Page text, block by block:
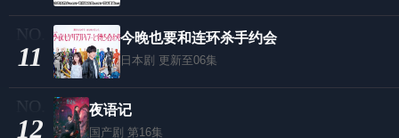
11
今晚也要和连环杀手约会
日本剧 更新至06集
12
夜语记
国产剧 第16集